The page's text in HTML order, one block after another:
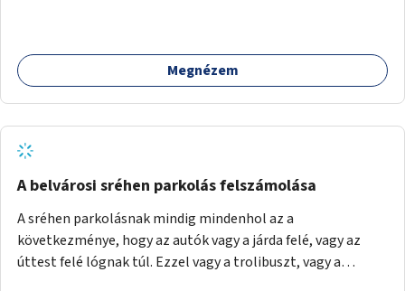
Megnézem
A belvárosi sréhen parkolás felszámolása
A sréhen parkolásnak mindig mindenhol az a
következménye, hogy az autók vagy a járda felé, vagy az
úttest felé lógnak túl. Ezzel vagy a trolibuszt, vagy a